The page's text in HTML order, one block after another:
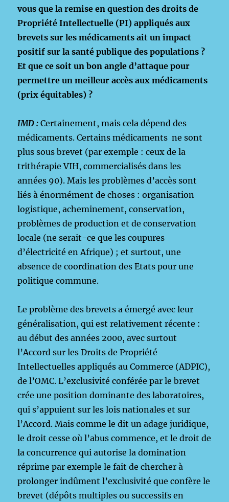
vous que la remise en question des droits de
Propriété Intellectuelle (PI) appliqués aux
brevets sur les médicaments ait un impact
positif sur la santé publique des populations ?
Et que ce soit un bon angle d’attaque pour
permettre un meilleur accès aux médicaments
(prix équitables) ?
IMD :Certainement, mais cela dépend des
médicaments. Certains médicaments ne sont
plus sous brevet (par exemple : ceux de la
trithérapie VIH, commercialisés dans les
années 90). Mais les problèmes d’accès sont
liés à énormément de choses : organisation
logistique, acheminement, conservation,
problèmes de production et de conservation
locale (ne serait-ce que les coupures
d’électricité en Afrique) ; et surtout, une
absence de coordination des Etats pour une
politique commune.
Le problème des brevets a émergé avec leur
généralisation, qui est relativement récente :
au début des années 2000, avec surtout
l’Accord sur les Droits de Propriété
Intellectuelles appliqués au Commerce (ADPIC),
de l’OMC. L’exclusivité conférée par le brevet
crée une position dominante des laboratoires,
qui s’appuient sur les lois nationales et sur
l’Accord. Mais comme le dit un adage juridique,
le droit cesse où l’abus commence, et le droit de
la concurrence qui autorise la domination
réprime par exemple le fait de chercher à
prolonger indûment l’exclusivité que confère le
brevet (dépôts multiples ou successifs en